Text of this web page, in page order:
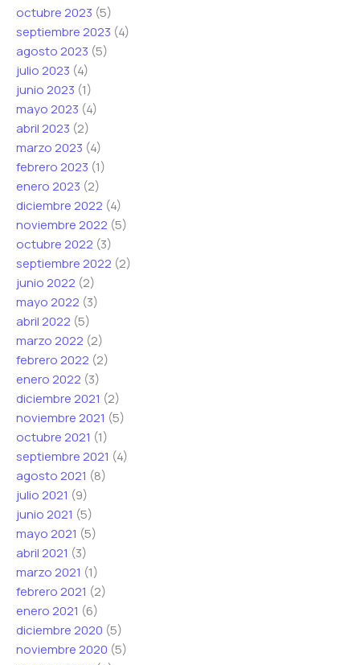
octubre 2023 (5)
septiembre 2023 (4)
agosto 2023 (5)
julio 2023 (4)
junio 2023 (1)
mayo 2023 (4)
abril 2023 (2)
marzo 2023 (4)
febrero 2023 (1)
enero 2023 (2)
diciembre 2022 (4)
noviembre 2022 (5)
octubre 2022 (3)
septiembre 2022 (2)
junio 2022 (2)
mayo 2022 (3)
abril 2022 (5)
marzo 2022 (2)
febrero 2022 (2)
enero 2022 (3)
diciembre 2021 (2)
noviembre 2021 (5)
octubre 2021 (1)
septiembre 2021 (4)
agosto 2021 (8)
julio 2021 (9)
junio 2021 (5)
mayo 2021 (5)
abril 2021 (3)
marzo 2021 (1)
febrero 2021 (2)
enero 2021 (6)
diciembre 2020 (5)
noviembre 2020 (5)